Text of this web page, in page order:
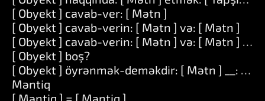
[ Obyekt ] cavab-ver: [ Mətn ]
[ Obyekt ] cavab-verin: [ Mətn ] və: [ Mətn ]
[ Obyekt ] cavab-verin: [ Mətn ] və: [ Mətn ] və:
[ Obyekt ] boş?
[ Obyekt ] öyrənmək-deməkdir: [ Mətn ] __: [
Məntiq
[ Məntiq ] = [ Məntiq ]